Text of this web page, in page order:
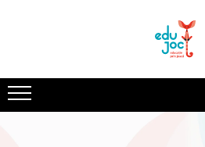
1-2 ani
3-4 ani